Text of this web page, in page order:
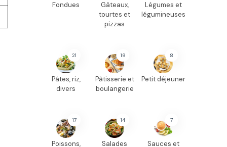
Fondues
Gâteaux,
tourtes et
pizzas
Légumes et
légumineuses
21
Pâtes, riz,
divers
19
Pâtisserie et
boulangerie
8
Petit déjeuner
17
Poissons,
14
Salades
7
Sauces et